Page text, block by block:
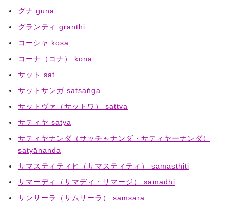
グナ guṇa
グランティ granthi
コーシャ koṣa
コーナ（コナ） koṇa
サット sat
サットサンガ satsaṅga
サットヴァ（サットワ） sattva
サティヤ satya
サティヤナンダ（サッチャナンダ・サティヤーナンダ）
satyānanda
サマスティティヒ（サマスティティ） samasthiti
サマーディ（サマディ・サマージ） samādhi
サンサーラ（サムサーラ） saṃsāra